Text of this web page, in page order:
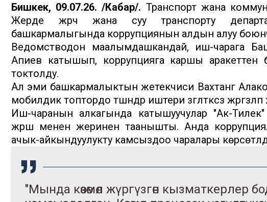
Бишкек, 09.07.26. /Кабар/. Транспорт жана
Жерде жүрүүчү жана суу транспорту
башкармалыгында коррупциянын алдын алуу
Ведомстводон маалымдашкандай, иш-чарага
Апиев катышып, коррупцияга каршы
токтолду.
Ал эми башкармалыктын жетекчиси Вахтанг
мобилдик топтордо түшүндүрүү иштери үзгүлтүксүз
Иш-чаранын алкагында катышуучулар "Ак-Тилек"
жүрүшү менен жеринен таанышты. Анда
ачык-айкындуулукту камсыздоо чаралары
"Мында көзөмөл жүргүзгөн кызматкерлер